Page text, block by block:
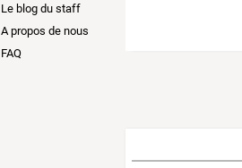
Le blog du staff
A propos de nous
FAQ